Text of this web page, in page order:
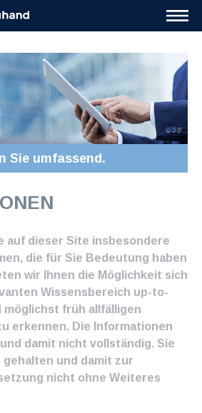
Sie umfassend.
auf dieser Site insbesondere
die für Sie Bedeutung haben
wir Ihnen die Möglichkeit sich
Wissensbereich up-to-
möglichst früh allfälligen
erkennen. Die Informationen
damit nicht vollständig. Sie
und damit zur
nicht ohne Weiteres